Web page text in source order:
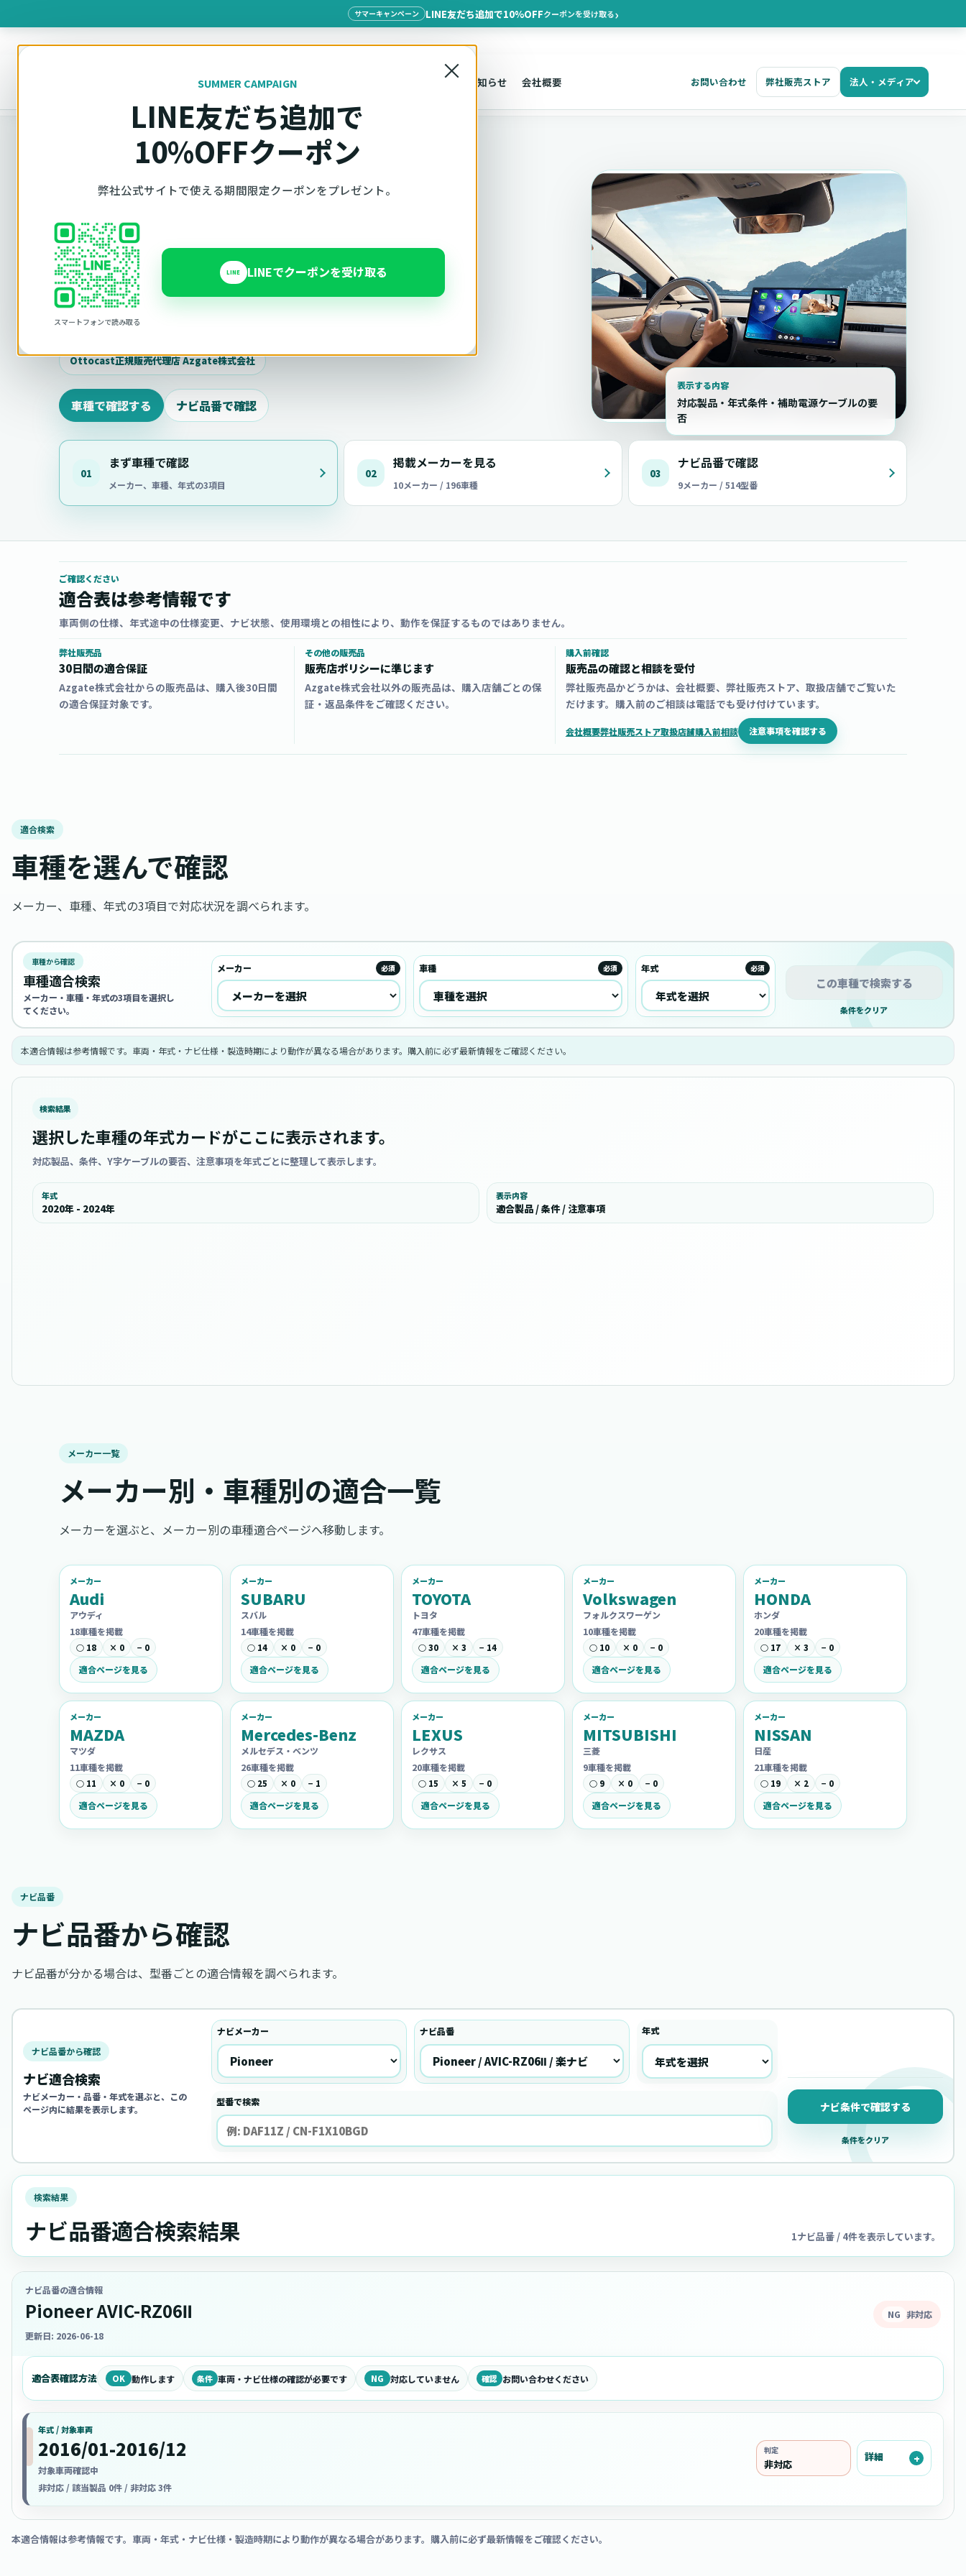
サマーキャンペーン LINE友だち追加で10%OFFクーポンを受け取る
×
SUMMER CAMPAIGN
LINE友だち追加で
10%OFFクーポン
弊社公式サイトで使える期間限定クーポンをプレゼント。
スマートフォンで読み取る
LINE LINEでクーポンを受け取る
製品を探す サポート お知らせ 会社概要 お問い合わせ 弊社販売ストア
法人・メディア
車種と年式で適合確認
Ottocast（オットキャスト）の対応製品、条件、注意事項をこのページ
内で見られます。 迷った場合は、車種と年式を選んだ状態でそのままご
相談ください。
Ottocast正規販売代理店 Azgate株式会社
車種で確認する ナビ品番で確認
表示する内容
対応製品・年式条件・補助電源ケーブルの要
否
01
まず車種で確認
メーカー、車種、年式の3項目
02
掲載メーカーを見る
10メーカー / 196車種
03
ナビ品番で確認
9メーカー / 514型番
ご確認ください
適合表は参考情報です
車両側の仕様、年式途中の仕様変更、ナビ状態、使用環境との相性により、動作を保証するものではありません。
弊社販売品
30日間の適合保証
Azgate株式会社からの販売品は、購入後30日間
の適合保証対象です。
その他の販売品
販売店ポリシーに準じます
Azgate株式会社以外の販売品は、購入店舗ごとの保
証・返品条件をご確認ください。
購入前確認
販売品の確認と相談を受付
弊社販売品かどうかは、会社概要、弊社販売ストア、取扱店舗でご覧いた
だけます。購入前のご相談は電話でも受け付けています。
会社概要弊社販売ストア取扱店舗購入前相談 注意事項を確認する
適合検索
車種を選んで確認
メーカー、車種、年式の3項目で対応状況を調べられます。
車種から確認
車種適合検索
メーカー・車種・年式の3項目を選択し
てください。
メーカー 必須 車種 必須 年式 必須
この車種で検索する
条件をクリア
本適合情報は参考情報です。車両・年式・ナビ仕様・製造時期により動作が異なる場合があります。購入前に必ず最新情報をご確認ください。
検索結果
選択した車種の年式カードがここに表示されます。
対応製品、条件、Y字ケーブルの要否、注意事項を年式ごとに整理して表示します。
年式
2020年 - 2024年
表示内容
適合製品 / 条件 / 注意事項
メーカー一覧
メーカー別・車種別の適合一覧
メーカーを選ぶと、メーカー別の車種適合ページへ移動します。
メーカー
Audi
アウディ
18車種を掲載
○ 18 × 0 − 0
適合ページを見る
メーカー
SUBARU
スバル
14車種を掲載
○ 14 × 0 − 0
適合ページを見る
メーカー
TOYOTA
トヨタ
47車種を掲載
○ 30 × 3 − 14
適合ページを見る
メーカー
Volkswagen
フォルクスワーゲン
10車種を掲載
○ 10 × 0 − 0
適合ページを見る
メーカー
HONDA
ホンダ
20車種を掲載
○ 17 × 3 − 0
適合ページを見る
メーカー
MAZDA
マツダ
11車種を掲載
○ 11 × 0 − 0
適合ページを見る
メーカー
Mercedes-Benz
メルセデス・ベンツ
26車種を掲載
○ 25 × 0 − 1
適合ページを見る
メーカー
LEXUS
レクサス
20車種を掲載
○ 15 × 5 − 0
適合ページを見る
メーカー
MITSUBISHI
三菱
9車種を掲載
○ 9 × 0 − 0
適合ページを見る
メーカー
NISSAN
日産
21車種を掲載
○ 19 × 2 − 0
適合ページを見る
ナビ品番
ナビ品番から確認
ナビ品番が分かる場合は、型番ごとの適合情報を調べられます。
ナビ品番から確認
ナビ適合検索
ナビメーカー・品番・年式を選ぶと、この
ページ内に結果を表示します。
ナビメーカー ナビ品番 年式
型番で検索 ナビ条件で確認する
条件をクリア
検索結果
ナビ品番適合検索結果 1ナビ品番 / 4件を表示しています。
ナビ品番の適合情報
Pioneer AVIC-RZ06Ⅱ
更新日: 2026-06-18
NG 非対応
適合表確認方法 OK 動作します 条件 車両・ナビ仕様の確認が必要です NG 対応していません 確認 お問い合わせください
年式 / 対象車両
2016/01-2016/12
対象車両確認中
非対応 / 該当製品 0件 / 非対応 3件
判定
非対応
詳細
本適合情報は参考情報です。車両・年式・ナビ仕様・製造時期により動作が異なる場合があります。購入前に必ず最新情報をご確認ください。